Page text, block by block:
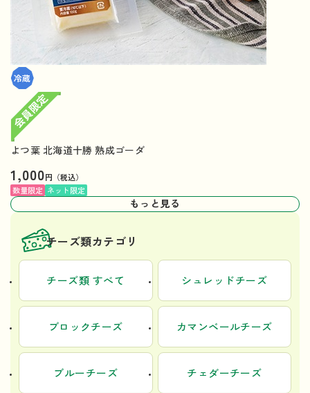
よつ葉 北海道十勝 熟成ゴーダ
1,000円（税込）
数量限定 ネット限定
もっと見る
チーズ類カテゴリ
チーズ類 すべて シュレッドチーズ
ブロックチーズ カマンベールチーズ
ブルーチーズ チェダーチーズ